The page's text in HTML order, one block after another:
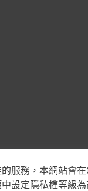
服務，本網站會
設定隱私權等級